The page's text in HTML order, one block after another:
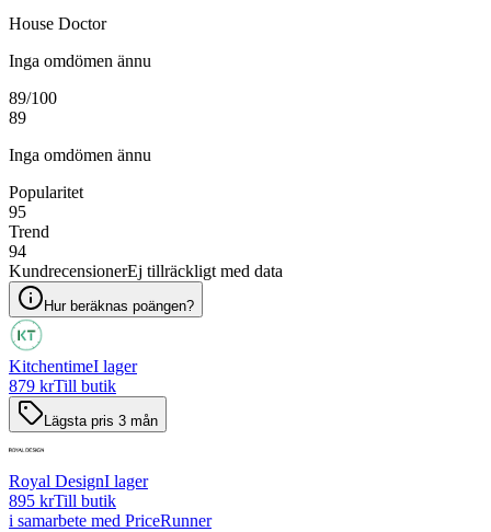
House Doctor
Inga omdömen ännu
89/100
89
Inga omdömen ännu
Popularitet
95
Trend
94
KundrecensionerEj tillräckligt med data
Hur beräknas poängen?
KitchentimeI lager
879 krTill butik
Lägsta pris 3 mån
Royal DesignI lager
895 krTill butik
i samarbete med PriceRunner